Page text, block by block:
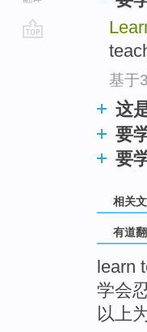
基于
这
要
要
相关
有道
learn
学会
以上